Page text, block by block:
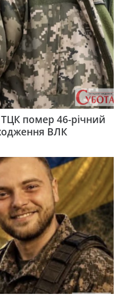
помер 46-річний
ВЛК